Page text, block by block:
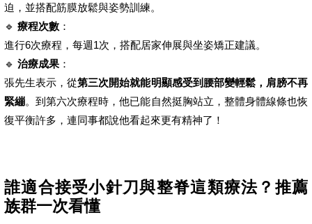
迫，並搭配筋膜放鬆與姿勢訓練。
🔹 療程次數 ：
進行6次療程，每週1次，搭配居家伸展與坐姿矯正建議。
🔹 治療成果 ：
張先生表示，從第三次開始就能明顯感受到腰部變輕鬆，肩膀不再
緊繃。到第六次療程時，他已能自然挺胸站立，整體身體線條也恢
復平衡許多，連同事都說他看起來更有精神了！
誰適合接受小針刀與整脊這類療法？推薦
族群一次看懂